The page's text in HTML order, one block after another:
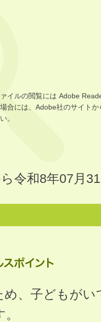
イルの閲覧には Adobe
合には、Adobe社のサイト
。
令和8年07月
め、子どもが